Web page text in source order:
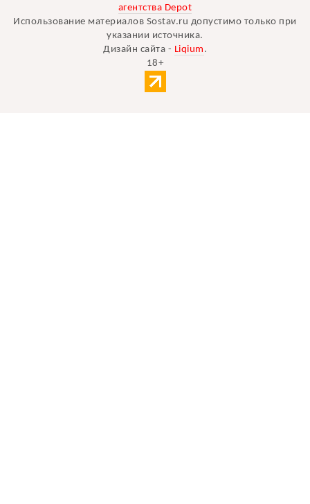
агентства Depot
Использование материалов Sostav.ru допустимо только при
указании источника.
Дизайн сайта - Liqium .
18+